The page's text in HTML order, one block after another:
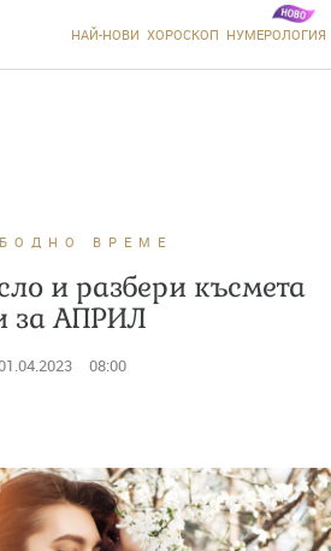
НАЙ-НОВИ ХОРОСКОП НУМЕРОЛОГИЯ
ВРЕМЕ
и разбери късмета
за АПРИЛ
08:00